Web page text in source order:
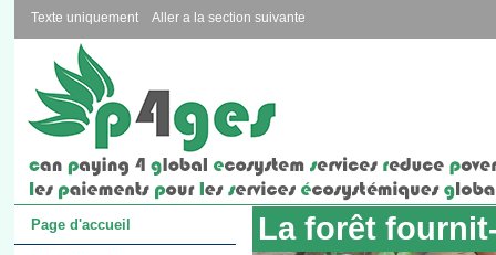
Texte uniquement Aller a la section suivante
Page d'accueil La forêt